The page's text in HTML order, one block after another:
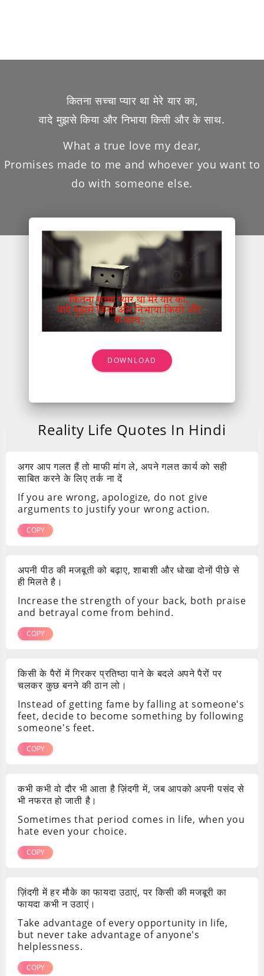
कितना सच्चा प्यार था मेरे यार का,
वादे मुझसे किया और निभाया किसी और के साथ.
What a true love my dear,
Promises made to me and whoever you want to
do with someone else.
DOWNLOAD
Reality Life Quotes In Hindi
अगर आप गलत हैं तो माफी मांग ले, अपने गलत कार्य को सही
साबित करने के लिए तर्क ना दें
If you are wrong, apologize, do not give
arguments to justify your wrong action.
COPY
अपनी पीठ की मजबूती को बढ़ाए, शाबाशी और धोखा दोनों पीछे से
ही मिलते है।
Increase the strength of your back, both praise
and betrayal come from behind.
COPY
किसी के पैरों में गिरकर प्रतिष्ठा पाने के बदले अपने पैरों पर
चलकर कुछ बनने की ठान लो।
Instead of getting fame by falling at someone's
feet, decide to become something by following
someone's feet.
COPY
कभी कभी वो दौर भी आता है ज़िंदगी में, जब आपको अपनी पसंद से
भी नफरत हो जाती है।
Sometimes that period comes in life, when you
hate even your choice.
COPY
ज़िंदगी में हर मौके का फायदा उठाएं, पर किसी की मजबूरी का
फायदा कभी न उठाएं।
Take advantage of every opportunity in life,
but never take advantage of anyone's
helplessness.
COPY